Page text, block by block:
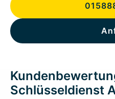
Schlüsseldienst